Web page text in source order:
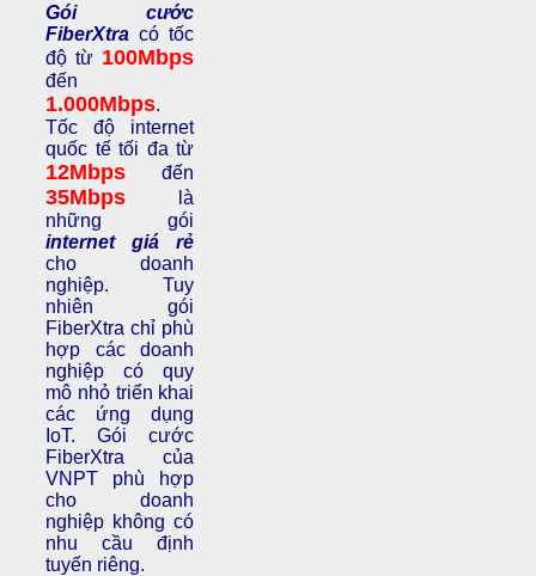
Gói cước
FiberXtra có tốc
độ từ 100Mbps
đến
1.000Mbps.
Tốc độ internet
quốc tế tối đa từ
12Mbps đến
35Mbps là
những gói
internet giá rẻ
cho doanh
nghiệp. Tuy
nhiên gói
FiberXtra chỉ phù
hợp các doanh
nghiệp có quy
mô nhỏ triển khai
các ứng dụng
IoT. Gói cước
FiberXtra của
VNPT phù hợp
cho doanh
nghiệp không có
nhu cầu định
tuyến riêng.